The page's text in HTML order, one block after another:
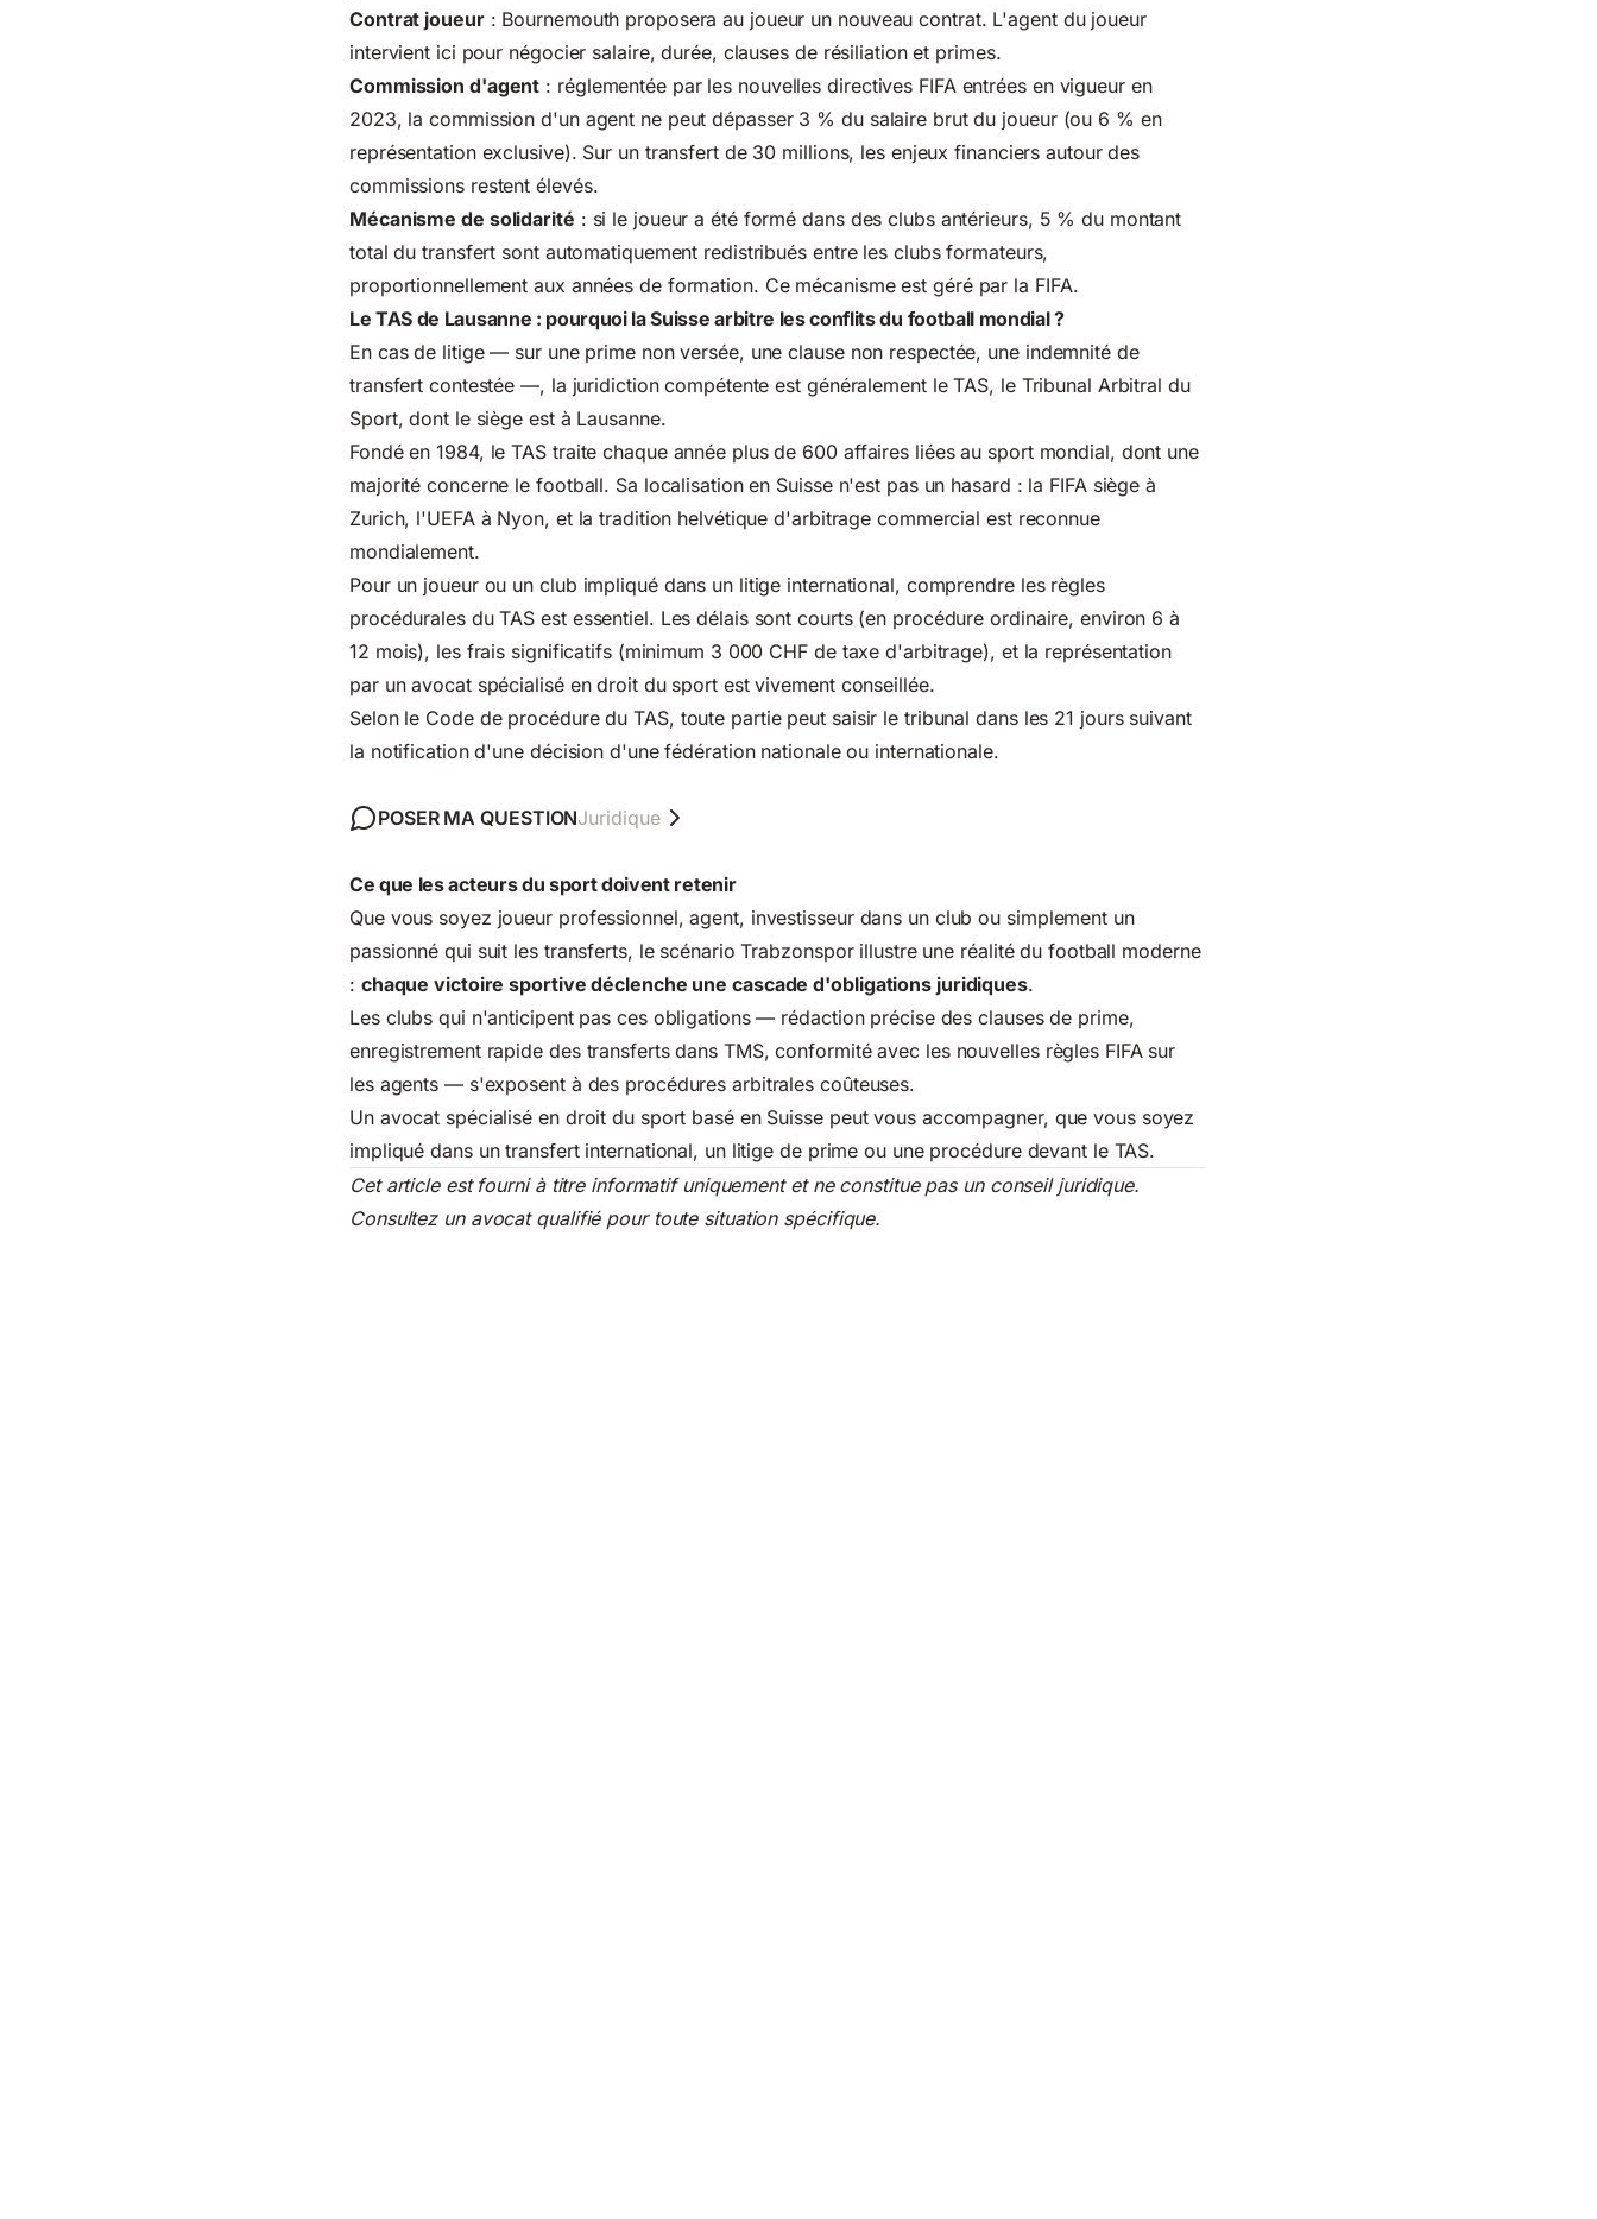
Contrat joueur: Bournemouth proposera au joueur un nouveau contrat. L'agent du joueur
intervient ici pour négocier salaire, durée, clauses de résiliation et primes.
Commission d'agent : réglementée par les nouvelles directives FIFA entrées en vigueur en
2023, la commission d'un agent ne peut dépasser 3 % du salaire brut du joueur (ou 6 % en
représentation exclusive). Sur un transfert de 30 millions, les enjeux financiers autour des
commissions restent élevés.
Mécanisme de solidarité : si le joueur a été formé dans des clubs antérieurs, 5 % du montant
total du transfert sont automatiquement redistribués entre les clubs formateurs,
proportionnellement aux années de formation. Ce mécanisme est géré par la FIFA.
Le TAS de Lausanne : pourquoi la Suisse arbitre les conflits du football mondial ?
En cas de litige — sur une prime non versée, une clause non respectée, une indemnité de
transfert contestée —, la juridiction compétente est généralement le TAS, le Tribunal Arbitral du
Sport, dont le siège est à Lausanne.
Fondé en 1984, le TAS traite chaque année plus de 600 affaires liées au sport mondial, dont une
majorité concerne le football. Sa localisation en Suisse n'est pas un hasard : la FIFA siège à
Zurich, l'UEFA à Nyon, et la tradition helvétique d'arbitrage commercial est reconnue
mondialement.
Pour un joueur ou un club impliqué dans un litige international, comprendre les règles
procédurales du TAS est essentiel. Les délais sont courts (en procédure ordinaire, environ 6 à
12 mois), les frais significatifs (minimum 3 000 CHF de taxe d'arbitrage), et la représentation
par un avocat spécialisé en droit du sport est vivement conseillée.
Selon le Code de procédure du TAS, toute partie peut saisir le tribunal dans les 21 jours suivant
la notification d'une décision d'une fédération nationale ou internationale.
POSER MA QUESTIONJuridique
Ce que les acteurs du sport doivent retenir
Que vous soyez joueur professionnel, agent, investisseur dans un club ou simplement un
passionné qui suit les transferts, le scénario Trabzonspor illustre une réalité du football moderne
: chaque victoire sportive déclenche une cascade d'obligations juridiques.
Les clubs qui n'anticipent pas ces obligations — rédaction précise des clauses de prime,
enregistrement rapide des transferts dans TMS, conformité avec les nouvelles règles FIFA sur
les agents — s'exposent à des procédures arbitrales coûteuses.
Un avocat spécialisé en droit du sport basé en Suisse peut vous accompagner, que vous soyez
impliqué dans un transfert international, un litige de prime ou une procédure devant le TAS.
Cet article est fourni à titre informatif uniquement et ne constitue pas un conseil juridique.
Consultez un avocat qualifié pour toute situation spécifique.